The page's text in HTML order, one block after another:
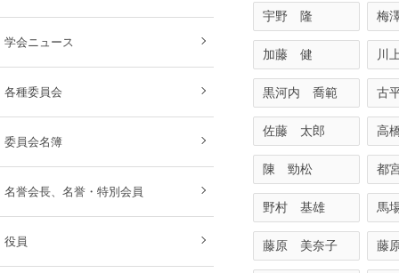
宇野 隆 梅
加藤 健 川
黒河内 喬範 古
佐藤 太郎 高
陳 勁松 都
野村 基雄 馬
藤原 美奈子 藤
学会ニュース
各種委員会
委員会名簿
名誉会長、名誉・特別会員
役員